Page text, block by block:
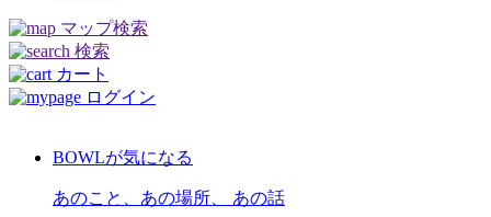
マップ検索
検索
カート
ログイン
BOWLが気になる
あのこと、あの場所、 あの話